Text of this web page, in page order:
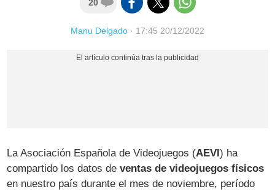
20
Manu Delgado · 17:45 20/12/2022
La Asociación Española de Videojuegos (AEVI) ha
compartido los datos deventas de videojuegos físicos
en nuestro país durante el mes de noviembre, período